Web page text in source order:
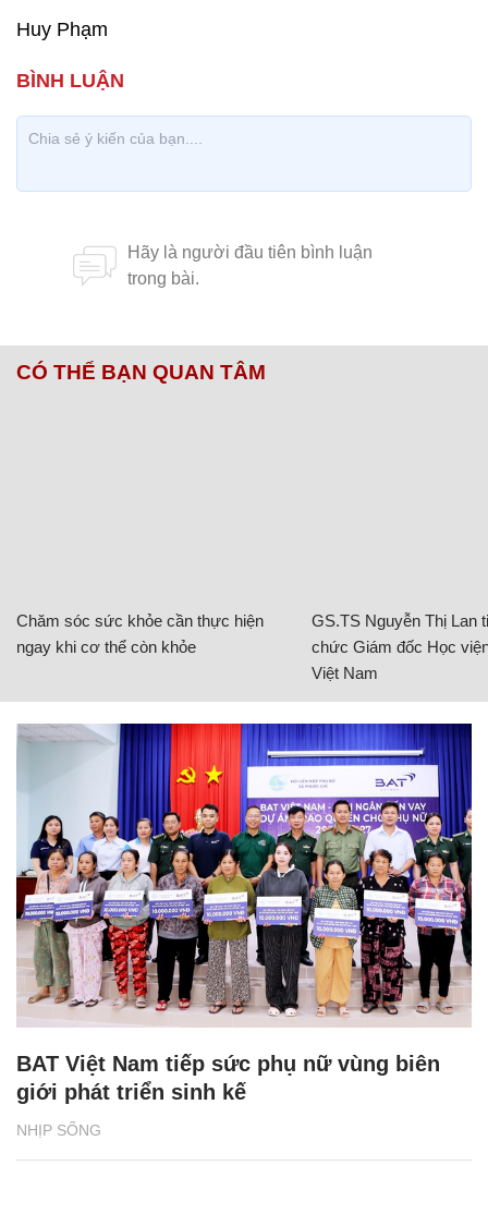
Huy Phạm
CÓ THỂ BẠN QUAN TÂM
Chăm sóc sức khỏe cần thực hiện
ngay khi cơ thể còn khỏe
GS.TS Nguyễn Thị Lan
chức Giám đốc Học
Việt Nam
NHỊP SỐNG
BAT Việt Nam tiếp sức phụ nữ vùng biên
giới phát triển sinh kế